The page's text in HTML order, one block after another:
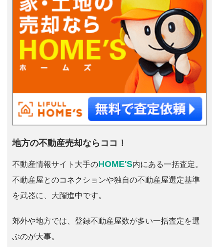
地方の不動産売却ならココ！
不動産情報サイト大手のHOME'S内にある一括査定。
不動産屋とのコネクションや独自の不動産屋選定基準
を武器に、大躍進中です。
郊外や地方では、登録不動産屋数が多い一括査定を選
ぶのが大事。